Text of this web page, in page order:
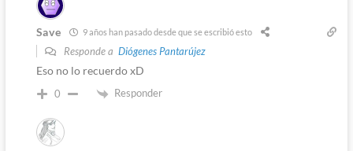
Save 9 años han pasado desde que se escribió esto
Responde a Diógenes Pantarújez
Eso no lo recuerdo xD
0 Responder